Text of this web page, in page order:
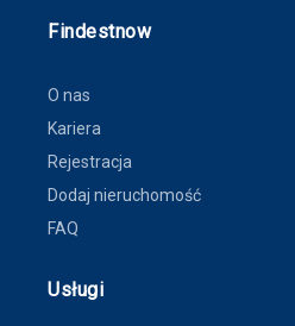
Findestnow
O nas
Kariera
Rejestracja
Dodaj nieruchomość
FAQ
Usługi